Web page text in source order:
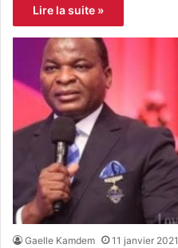
Lire la suite »
Gaelle Kamdem 11 janvier 2021